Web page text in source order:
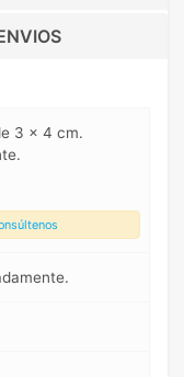
3 x 4 cm.